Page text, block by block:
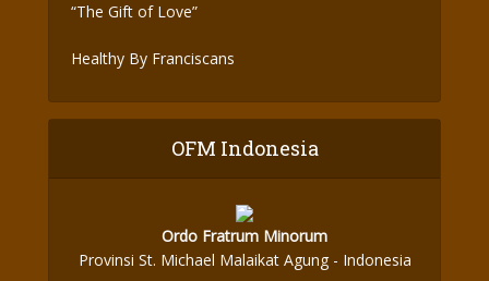
“The Gift of Love”
Healthy By Franciscans
OFM Indonesia
Ordo Fratrum Minorum
Provinsi St. Michael Malaikat Agung - Indonesia